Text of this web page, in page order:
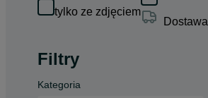
tylko ze zdjęciem
Filtry
Kategoria